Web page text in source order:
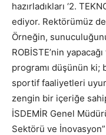
hazırladıkları ‘2.
ediyor. Rektörümüz
Örneğin,
ROBİSTE’nin
programı düşünün ki;
sportif faaliyetleri
zengin bir içeriğe
İSDEMİR Genel
Sektörü ve